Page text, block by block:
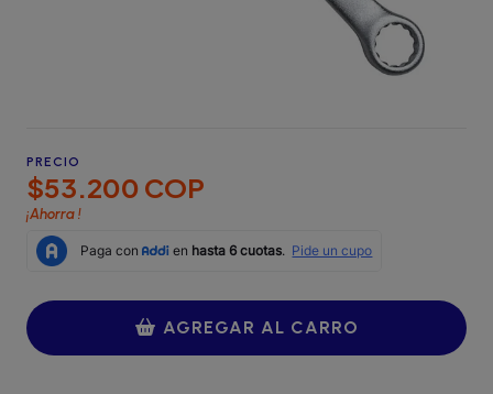
PRECIO
$53.200 COP
¡Ahorra!
AGREGAR AL CARRO